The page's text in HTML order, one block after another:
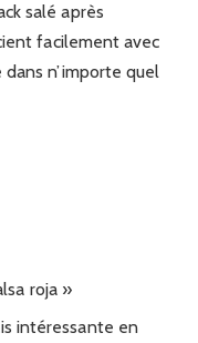
salé après
facilement avec
n’importe quel
roja »
intéressante en